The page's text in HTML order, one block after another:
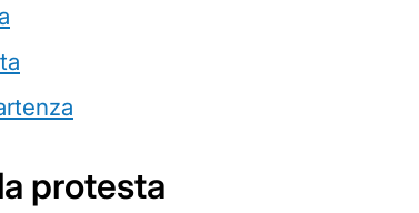
protesta